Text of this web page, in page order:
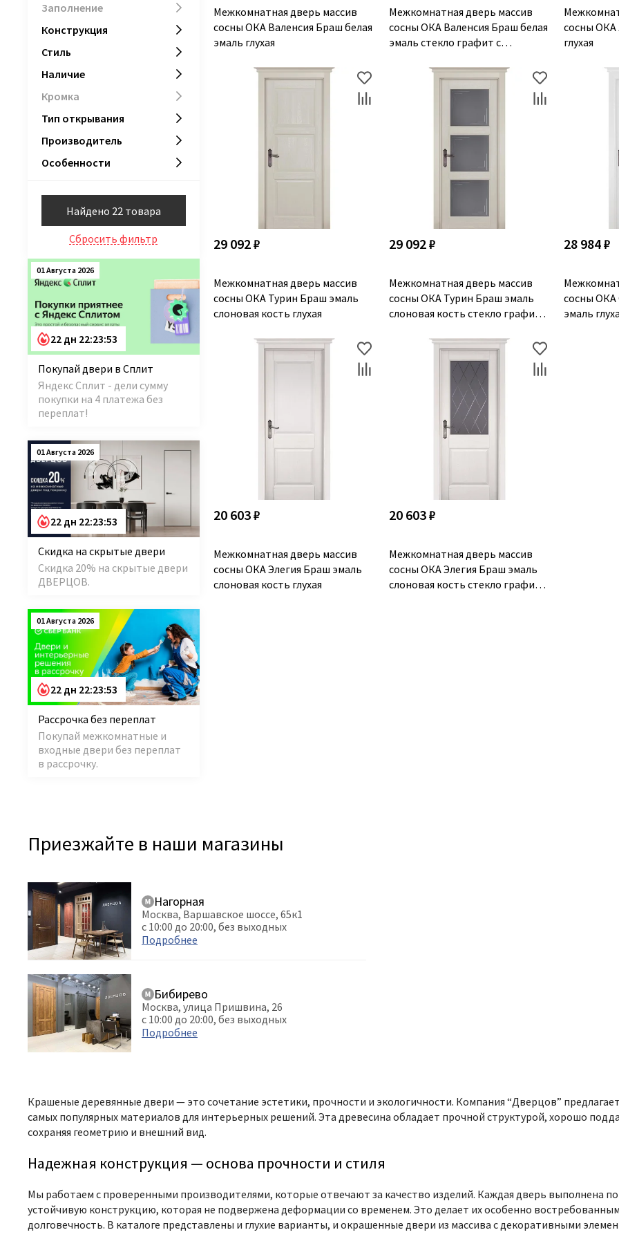
Межкомнатная дверь массив
сосны ОКА Валенсия Браш белая
эмаль глухая
Межкомнатная дверь массив
сосны ОКА Валенсия Браш белая
эмаль стекло графит с
сосны ОКА
глухая
29 092 ₽
Межкомнатная дверь массив
сосны ОКА Турин Браш эмаль
слоновая кость глухая
29 092 ₽
Межкомнатная дверь массив
сосны ОКА Турин Браш эмаль
слоновая кость стекло графит с
28 984 ₽
сосны ОКА
эмаль
20 603 ₽
Межкомнатная дверь массив
сосны ОКА Элегия Браш эмаль
слоновая кость глухая
20 603 ₽
Межкомнатная дверь массив
сосны ОКА Элегия Браш эмаль
слоновая кость стекло графит с
800х2600 мм
900х2600 мм 0
Заполнение
Конструкция
Стиль
Наличие
Кромка
Тип открывания
Производитель
Особенности
Найдено 22 товара
Сбросить фильтр
01 Августа 2026
22 дн 22:23:52
Покупай двери в Сплит
Яндекс Сплит - дели сумму
покупки на 4 платежа без
переплат!
01 Августа 2026
22 дн 22:23:52
Скидка на скрытые двери
Скидка 20% на скрытые двери
ДВЕРЦОВ.
01 Августа 2026
22 дн 22:23:52
Рассрочка без переплат
Покупай межкомнатные и
входные двери без переплат
в рассрочку.
Приезжайте в наши магазины
Нагорная
Москва, Варшавское шоссе, 65к1
с 10:00 до 20:00, без выходных
Подробнее
Бибирево
Москва, улица Пришвина, 26
с 10:00 до 20:00, без выходных
Подробнее
Крашеные деревянные двери — это сочетание эстетики, прочности и экологичности. Компания “Дверцов”
самых популярных материалов для интерьерных решений. Эта древесина обладает прочной структурой, хорошо
сохраняя геометрию и внешний вид.
Надежная конструкция — основа прочности и стиля
Мы работаем с проверенными производителями, которые отвечают за качество изделий. Каждая дверь выполнена
устойчивую конструкцию, которая не подвержена деформации со временем. Это делает их особенно
долговечность. В каталоге представлены и глухие варианты, и окрашенные двери из массива с декоративными